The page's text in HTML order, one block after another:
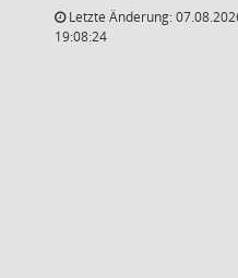
Letzte Änderung:
19:08:24